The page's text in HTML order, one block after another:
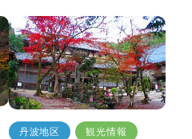
丹波地区
観光情報